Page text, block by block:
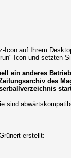
auf Ihrem
Icon und setzten
ein anderes
des
sind
erstellt: